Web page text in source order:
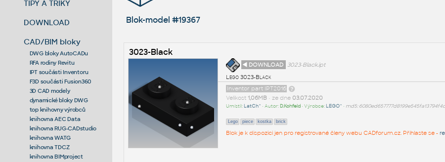
TIPY A TRIKY
DOWNLOAD
CAD/BIM bloky
DWG bloky AutoCADu
RFA rodiny Revitu
IPT součásti Inventoru
F3D součásti Fusion360
3D CAD modely
dynamické bloky DWG
top knihovny výrobců
knihovna AEC Data
knihovna RUG-CADstudio
knihovna WATG
knihovna TDCZ
knihovna BIMproject
Blok-model #19367
3023-Black
◄ DOWNLOAD
3023-Black.ipt
Lego 3023-Black
Inventor part IPT2016
Velikost 1,06MB• ze dne 03.07.2020
Umístil: LatCh^ • Autor: D.Kohfeld• Výrobce: LEGO^ • md5:
Lego piece kostka brick
Blok je k dispozici jen pro registrované členy webu CADforum.cz. Přihlaste se -